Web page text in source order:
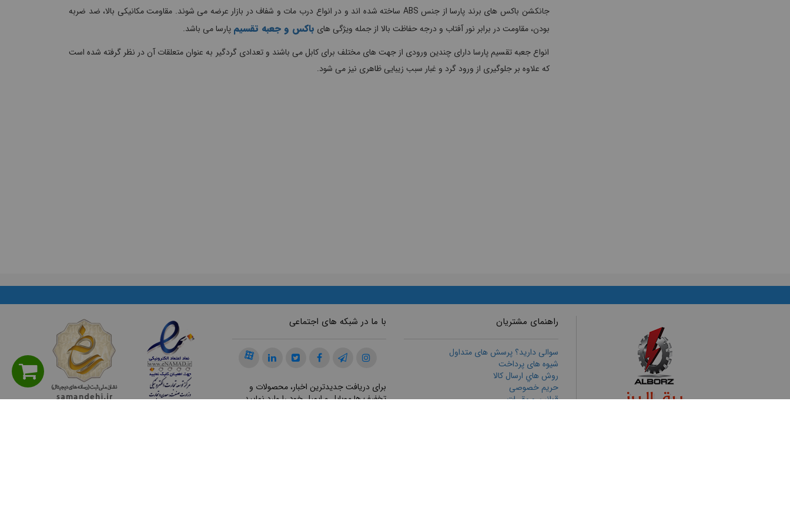
جانکشن باکس های برند پارسا از جنس ABS ساخته شده اند و در انواع درب مات و شفاف در بازار عرضه می شوند. مقاومت مکانیکی بالا، ضد ضربه
بودن، مقاومت در برابر نور آفتاب و درجه حفاظت بالا از جمله ویژگی های باکس و جعبه تقسیم پارسا می باشد.
انواع جعبه تقسیم پارسا دارای چندین ورودی از جهت های مختلف برای کابل می باشند و تعدادی گردگیر به عنوان متعلقات آن در نظر گرفته شده است
که علاوه بر جلوگیری از ورود گرد و غبار سبب زیبایی ظاهری نیز می شود.
راهنمای مشتریان
سوالی دارید؟ پرسش های متداول
شیوه های پرداخت
روش هاي ارسال كالا
حریم خصوصی
قوانين و مقررات
با ما در شبکه های اجتماعی
برای دریافت جدیدترین اخبار، محصولات و
تخفیف ها موبایل و ایمیل خود را وارد نمایید.